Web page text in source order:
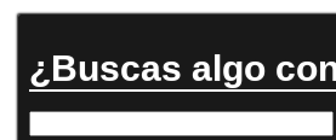
¿Buscas algo